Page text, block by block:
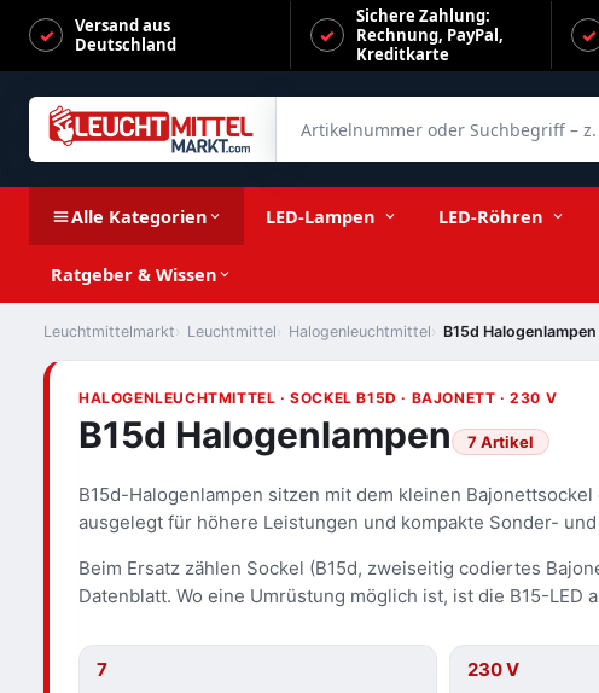
Versand aus
Deutschland
Sichere Zahlung:
Rechnung, PayPal,
Kreditkarte
Alle Kategorien LED-Lampen LED-Röhren
Ratgeber & Wissen
Leuchtmittelmarkt Leuchtmittel Halogenleuchtmittel B15d Halogenlampen
HALOGENLEUCHTMITTEL · SOCKEL B15D · BAJONETT · 230 V
B15d Halogenlampen 7 Artikel
B15d-Halogenlampen sitzen mit dem kleinen
ausgelegt für höhere Leistungen und kompakte Sonder-
Beim Ersatz zählen Sockel (B15d, zweiseitig codiertes
Datenblatt. Wo eine Umrüstung möglich ist, ist die B15-LED
7 230 V